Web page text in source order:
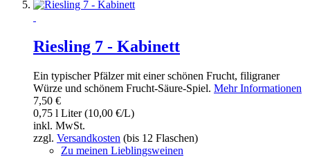
Riesling 7 - Kabinett
Ein typischer Pfälzer mit einer schönen Frucht, filigraner
Würze und schönem Frucht-Säure-Spiel. Mehr Informationen
7,50 €
0,75 l Liter (10,00 €/L)
inkl. MwSt.
zzgl. Versandkosten (bis 12 Flaschen)
Zu meinen Lieblingsweinen